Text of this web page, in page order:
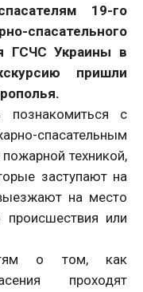
19-го
спасательного
ГСЧС Украины в
пришли
познакомиться с
техникой,
заступают на
на место
происшествия или
о том, как
проходят